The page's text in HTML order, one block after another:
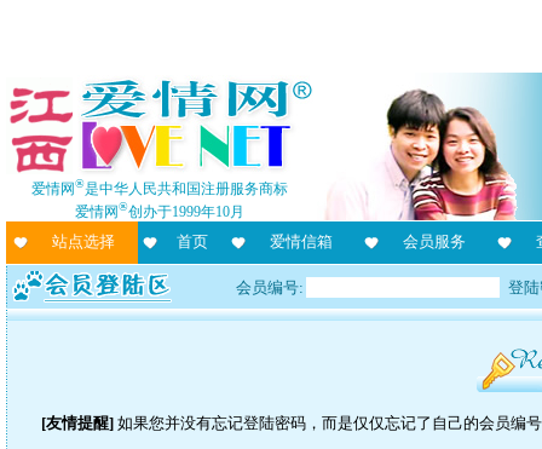
爱情网®是中华人民共和国注册服务商标
爱情网®创办于1999年10月
站点选择 首页 爱情信箱 会员服务
会员编号: 登
[友情提醒] 如果您并没有忘记登陆密码，而是仅仅忘记了自己的会员编